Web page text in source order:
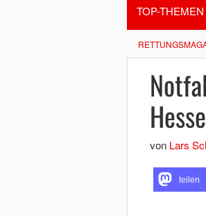
TOP-THEMEN
von Lars
teilen